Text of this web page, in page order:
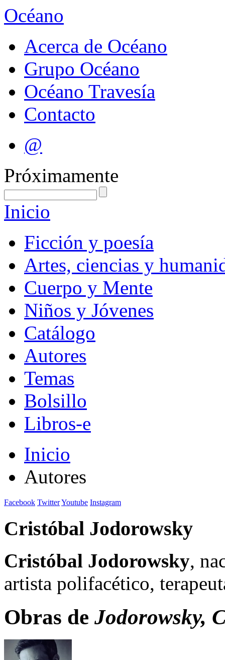
Océano
Acerca de Océano
Grupo Océano
Océano Travesía
Contacto
@
Próximamente
Inicio
Ficción y poesía
Artes, ciencias y
Cuerpo y Mente
Niños y Jóvenes
Catálogo
Autores
Temas
Bolsillo
Libros-e
Inicio
Autores
Facebook TwitterYoutube Instagram
Cristóbal Jodorowsky
Cristóbal Jodorowsky,
artista polifacético,
Obras de Jodorowsky,